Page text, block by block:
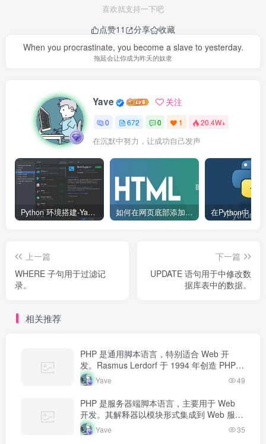
喜欢就支持一下吧
点赞11 分享
收藏
When you procrastinate, you become a slave to yesterday.
拖延会让你成为昨天的奴隶
Yave 关注
0 672 0 1 20.4W+
在沉默中努力，让成功自己发声
Python 环境搭建-Yave520-专业开发者社区 如何在网页底部添加版权信息？
上一篇
WHERE 子句用于过滤记
录。
下一篇
UPDATE 语句用于中修改数
据库表中的数据。
相关推荐
PHP 是通用脚本语言，特别适合 Web 开
发。Rasmus Lerdorf 于 1994 年创造 PHP，
最初用于追踪个人简历访问量。如今 PHP 驱
动…
Yave 49
PHP 是服务器端脚本语言，主要用于 Web
开发。其解释器以模块形式集成到 Web 服务
器中，当收到请求时执行 PHP 代码，生成动
态内容返回给客户端。
Yave 35